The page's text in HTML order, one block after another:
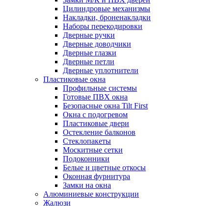
Цилиндровые механизмы
Накладки, броненакладки
Наборы перекодировки
Дверные ручки
Дверные доводчики
Дверные глазки
Дверные петли
Дверные уплотнители
Пластиковые окна
Профильные системы
Готовые ПВХ окна
Безопасные окна Tilt First
Окна с подогревом
Пластиковые двери
Остекление балконов
Стеклопакеты
Москитные сетки
Подоконники
Белые и цветные откосы
Оконная фурнитура
Замки на окна
Алюминиевые конструкции
Жалюзи